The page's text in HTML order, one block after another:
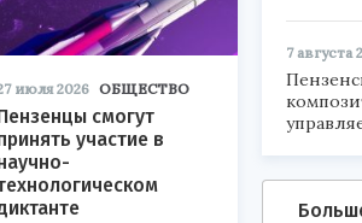
июля 2026 ОБЩЕСТВО
смогут
участие в
7 августа